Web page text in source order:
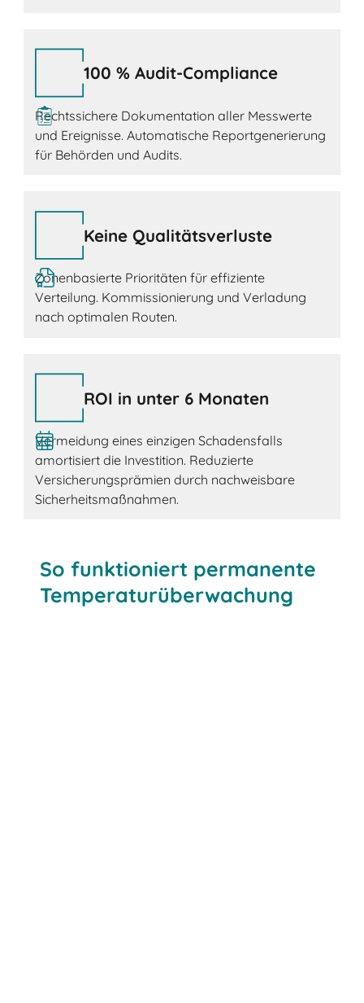
100 % Audit-Compliance
Rechtssichere Dokumentation aller Messwerte
und Ereignisse. Automatische Reportgenerierung
für Behörden und Audits.
Keine Qualitätsverluste
Zonenbasierte Prioritäten für effiziente
Verteilung. Kommissionierung und Verladung
nach optimalen Routen.
ROI in unter 6 Monaten
Vermeidung eines einzigen Schadensfalls
amortisiert die Investition. Reduzierte
Versicherungsprämien durch nachweisbare
Sicherheitsmaßnahmen.
So funktioniert permanente
Temperaturüberwachung